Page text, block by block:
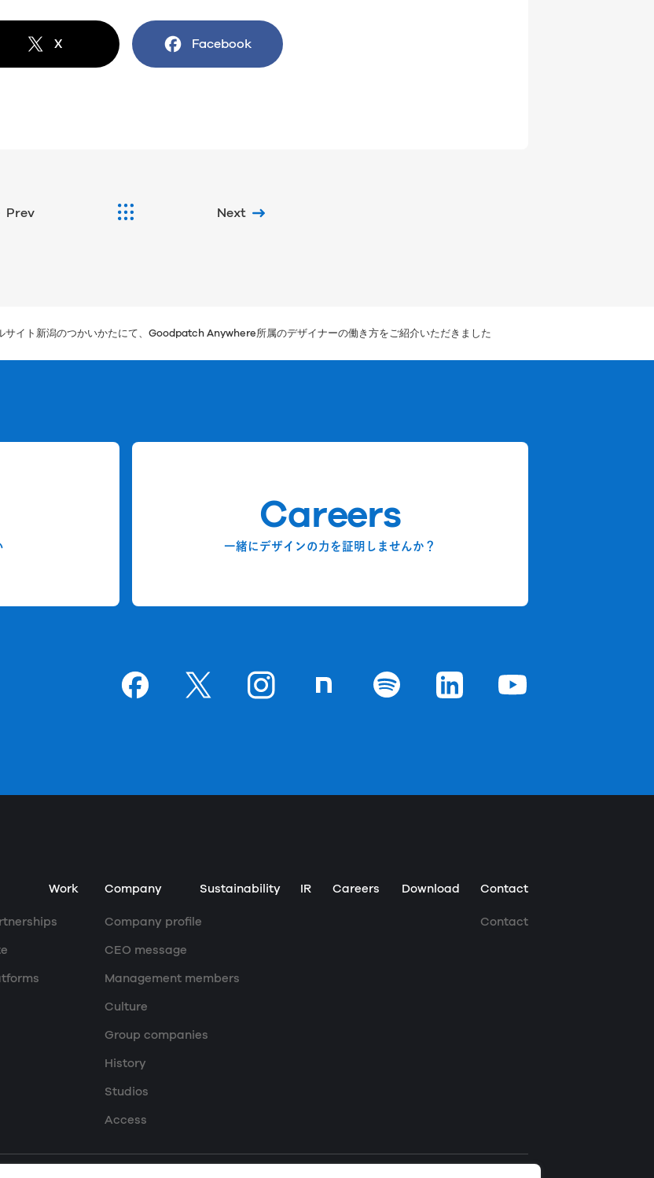
X Facebook でシェア
Prev Next
サイト新潟のつかいかたにて、Goodpatch Anywhere所属のデザイナーの働き方をご紹介いただきました
Careers
一緒にデザインの力を証明しませんか？
GoodpatchのGoodpatchの
ページGoodpatchのGoodpatchの
ページGoodpatchのGoodpatchの
ページGoodpatchの
Work Company
Company profile
CEO message
Management members
Culture
Group companies
History
Studios
Access
Sustainability IR Careers Download Contact
Contact